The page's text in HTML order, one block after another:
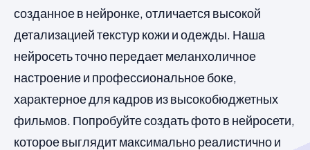
созданное в нейронке, отличается высокой
детализацией текстур кожи и одежды. Наша
нейросеть точно передает меланхоличное
настроение и профессиональное боке,
характерное для кадров из высокобюджетных
фильмов. Попробуйте создать фото в нейросети,
которое выглядит максимально реалистично и